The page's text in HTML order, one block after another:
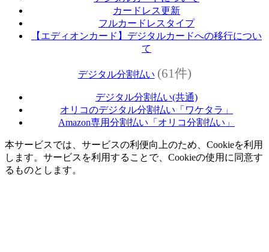
カードレス更新
フルカードレスタイプ
【エディオンカード】デジタルカードへの移行につい
て
デジタル分割払い (61件)
デジタル分割払い(共通)
オリコのデジタル分割払い「ワケタラ」
Amazon専用分割払い「オリコ分割払い」
本サービスでは、サービスの利便向上のため、Cookieを利用
します。サービスを利用することで、Cookieの使用に同意す
るものとします。